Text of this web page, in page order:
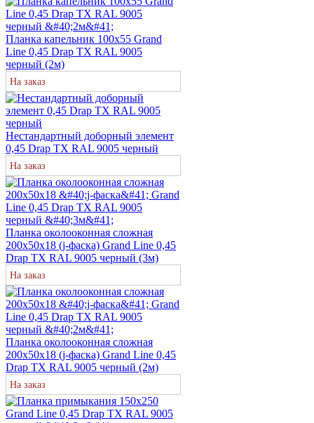
Планка капельник 100х55 Grand
Line 0,45 Drap ТХ RAL 9005
черный (2м)
На заказ
Нестандартный доборный элемент
0,45 Drap ТХ RAL 9005 черный
На заказ
Планка околооконная сложная
200х50х18 (j-фаска) Grand Line 0,45
Drap ТХ RAL 9005 черный (3м)
На заказ
Планка околооконная сложная
200х50х18 (j-фаска) Grand Line 0,45
Drap ТХ RAL 9005 черный (2м)
На заказ